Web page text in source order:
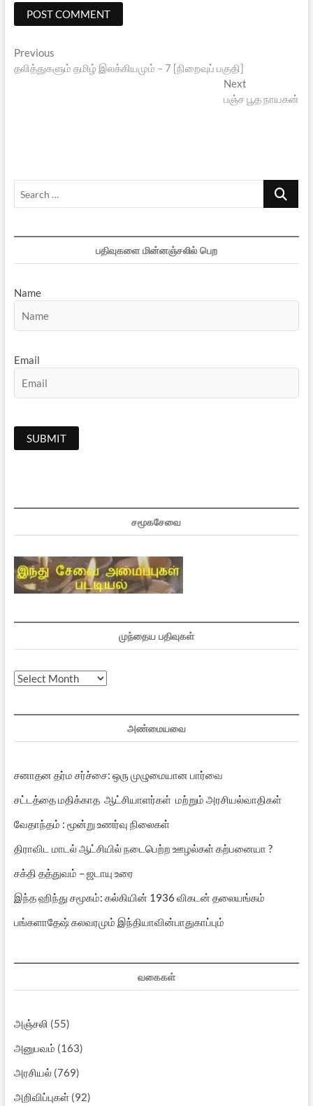
Post
navigation
PreviousPrevious
post:
தலித்துகளும் தமிழ் இலக்கியமும் – 7 [நிறைவுப் பகுதி]
Next
post:
பஞ்ச பூத நாயகன்
Search
பதிவுகளை மின்னஞ்சலில் பெற
Name
Email
சமூகசேவை
முந்தைய பதிவுகள்
முந்தைய
அண்மையவை
சனாதன தர்ம சர்ச்சை: ஒரு முழுமையான பார்வை
சட்டத்தை மதிக்காத ஆட்சியாளர்கள் மற்றும் அரசியல்வாதிகள்
வேதாந்தம் : மூன்று உணர்வு நிலைகள்
திராவிட மாடல் ஆட்சியில் நடைபெற்ற ஊழல்கள் கற்பனையா ?
சக்தி தத்துவம் – ஜடாயு உரை
இந்த ஹிந்து சமூகம்: கல்கியின் 1936 விகடன் தலையங்கம்
பங்களாதேஷ் கலவரமும் இந்தியாவின்பாதுகாப்பும்
வகைகள்
அஞ்சலி (55)
அனுபவம் (163)
அரசியல்(769)
அறிவிப்புகள்(92)